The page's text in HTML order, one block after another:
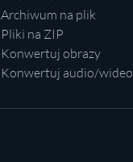
Archiwum na plik
Pliki na ZIP
Konwertuj obrazy
Konwertuj audio/wideo